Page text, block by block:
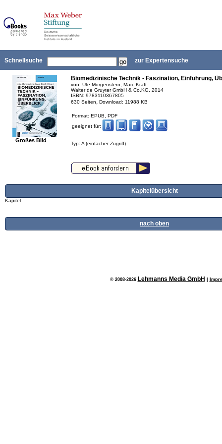
Schnellsuche zur Expertensuche
Großes Bild
Biomedizinische Technik - Faszination, Einführung,
von: Ute Morgenstern, Marc Kraft
Walter de Gruyter GmbH & Co.KG, 2014
ISBN: 9783110367805
630 Seiten, Download: 11988 KB
Format: EPUB, PDF
geeignet für:
Typ: A (einfacher Zugriff)
Kapitelübersicht
Kapitel
nach oben
© 2008-2026 Lehmanns Media GmbH